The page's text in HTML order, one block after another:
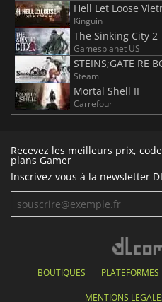
Hell Let Loose
Kinguin
The Sinking City 2
Gamesplanet US
STEINS;GATE RE
Steam
Mortal Shell II
Carrefour
Recevez les meilleurs prix,
plans Gamer
Inscrivez vous à la newsletter
BOUTIQUES PLATEFORMES
MENTIONS